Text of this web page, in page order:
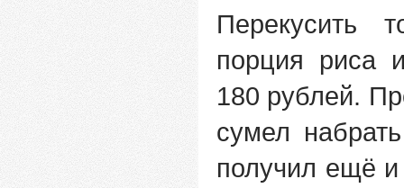
Перекусить
порция риса
180 рублей.
сумел
получил ещё